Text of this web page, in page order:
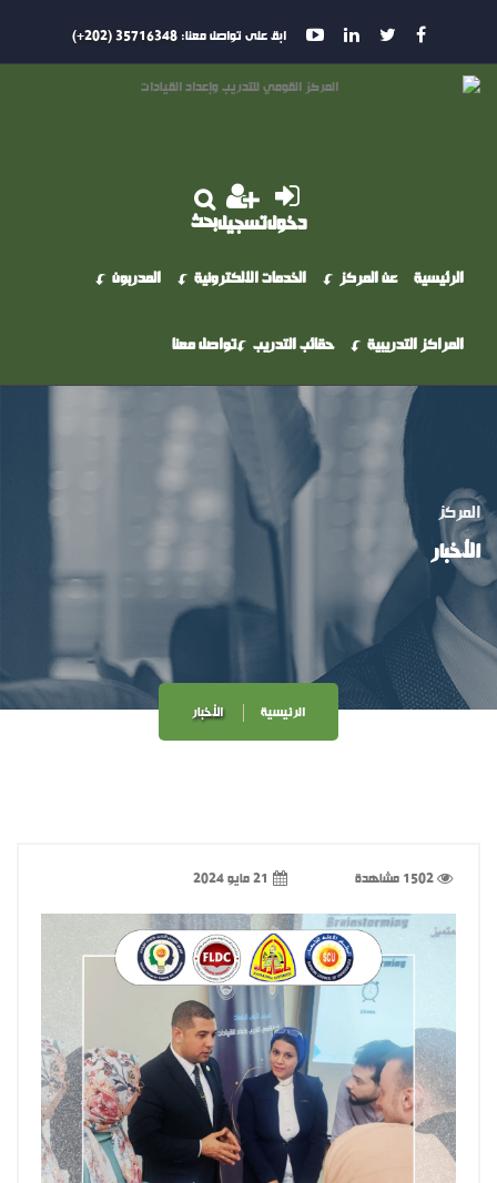
ابق على تواصل معنا:35716348 (202+)
دخولتسجيلبحث
الرئيسية عن المركز الخدمات الالكترونية المدربون
المراكز التدريبية حقائب التدريب تواصل معنا
المركز
الأخبار
الرئيسية الأخبار
1502 مشاهدة 21 مايو 2024